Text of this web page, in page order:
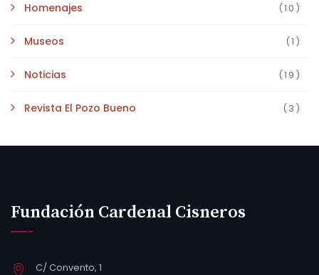
Homenajes (10)
Museos (1)
Noticias (19)
Revista El Pozo Bueno (3)
Fundación Cardenal Cisneros
C/ Convento, 1